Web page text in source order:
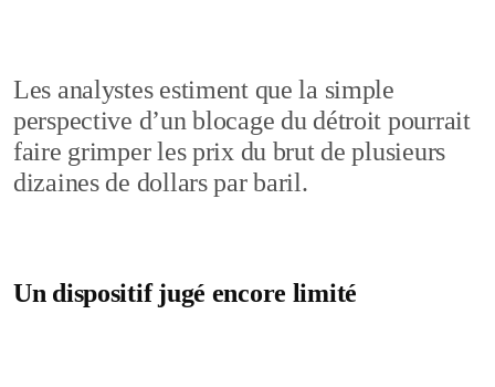
Les analystes estiment que la simple
perspective d’un blocage du détroit pourrait
faire grimper les prix du brut de plusieurs
dizaines de dollars par baril.
Un dispositif jugé encore limité